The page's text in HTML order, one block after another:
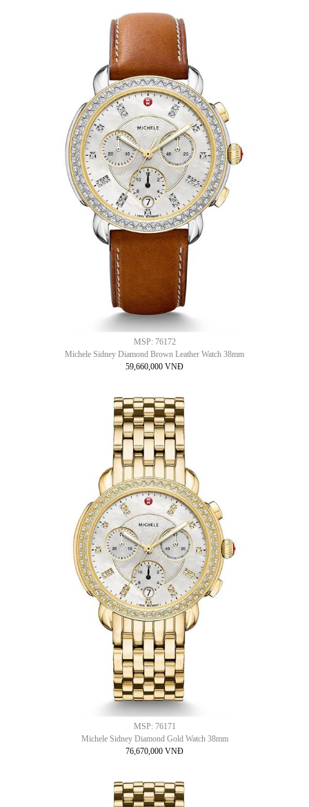
MSP: 76172
Michele Sidney Diamond Brown Leather Watch 38mm
59,660,000 VNĐ
MSP: 76171
Michele Sidney Diamond Gold Watch 38mm
76,670,000 VNĐ